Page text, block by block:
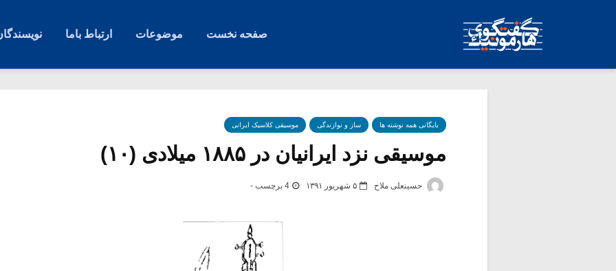
صفحه نخست موضوعات ارتباط باما
بایگانی همه نوشته ها ساز و نوازندگی موسیقی کلاسیک ایرانی
موسیقی نزد ایرانیان در ۱۸۸۵ میلادی (۱۰)
حسینعلی ملاح ۵ شهریور ۱۳۹۱ 4 برچسب -